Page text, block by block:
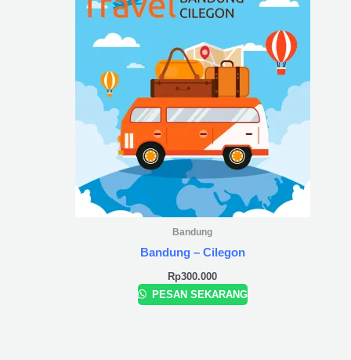
Bandung
Bandung – Cilegon
Rp300.000
PESAN SEKARANG